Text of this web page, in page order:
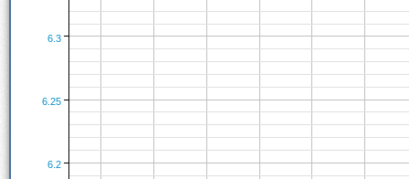
6.2
6.3
6.25